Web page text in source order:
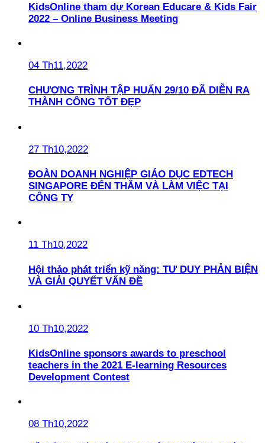
KidsOnline tham dự Korean Educare & Kids Fair
2022 – Online Business Meeting
04 Th11,2022
CHƯƠNG TRÌNH TẬP HUẤN 29/10 ĐÃ DIỄN RA
THÀNH CÔNG TỐT ĐẸP
27 Th10,2022
ĐOÀN DOANH NGHIỆP GIÁO DỤC EDTECH
SINGAPORE ĐẾN THĂM VÀ LÀM VIỆC TẠI
CÔNG TY
11 Th10,2022
Hội thảo phát triển kỹ năng: TƯ DUY PHẢN BIỆN
VÀ GIẢI QUYẾT VẤN ĐỀ
10 Th10,2022
KidsOnline sponsors awards to preschool
teachers in the 2021 E-learning Resources
Development Contest
08 Th10,2022